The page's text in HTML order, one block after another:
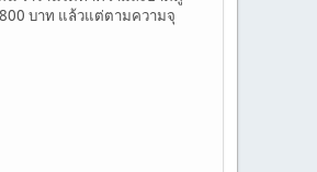
บาท แล้วแต่ตามความจุ